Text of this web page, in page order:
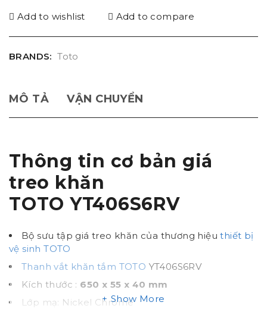
Add to wishlist Add to compare
BRANDS: Toto
MÔ TẢ VẬN CHUYỂN
Thông tin cơ bản giá
treo khăn
TOTO YT406S6RV
Bộ sưu tập giá treo khăn của thương hiệuthiết bị
vệ sinh TOTO
Thanh vắt khăn tắm TOTO YT406S6RV
Kích thước : 650 x 55 x 40 mm
Lớp mạ: Nickel ChromeShow More